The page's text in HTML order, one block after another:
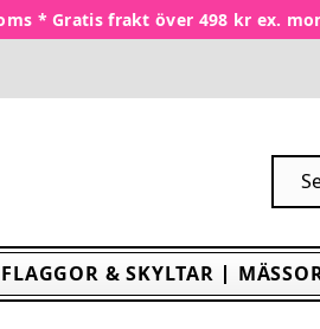
* Gratis frakt över 498 kr ex.
FLAGGOR & SKYLTAR